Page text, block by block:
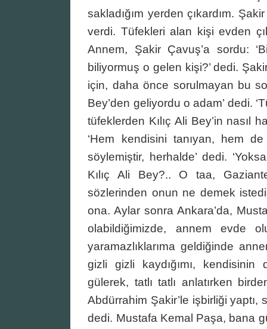
sakladığım yerden çıkardım.
verdi. Tüfekleri alan kişi evden
Annem, Şakir Çavuş’a sordu:
biliyormuş o gelen kişi?’ dedi.
için, daha önce sorulmayan bu
Bey’den geliyordu o adam’ dedi.
tüfeklerden Kılıç Ali Bey’in nasıl
‘Hem kendisini tanıyan, hem
söylemiştir, herhalde’ dedi.
Kılıç Ali Bey?.. O taa,
sözlerinden onun ne demek
ona. Aylar sonra Ankara’da,
olabildiğimizde, annem evde
yaramazlıklarıma geldiğinde
gizli gizli kaydığımı, kendisinin
gülerek, tatlı tatlı anlatırken
Abdürrahim Şakir’le işbirliği yaptı,
dedi. Mustafa Kemal Paşa, bana